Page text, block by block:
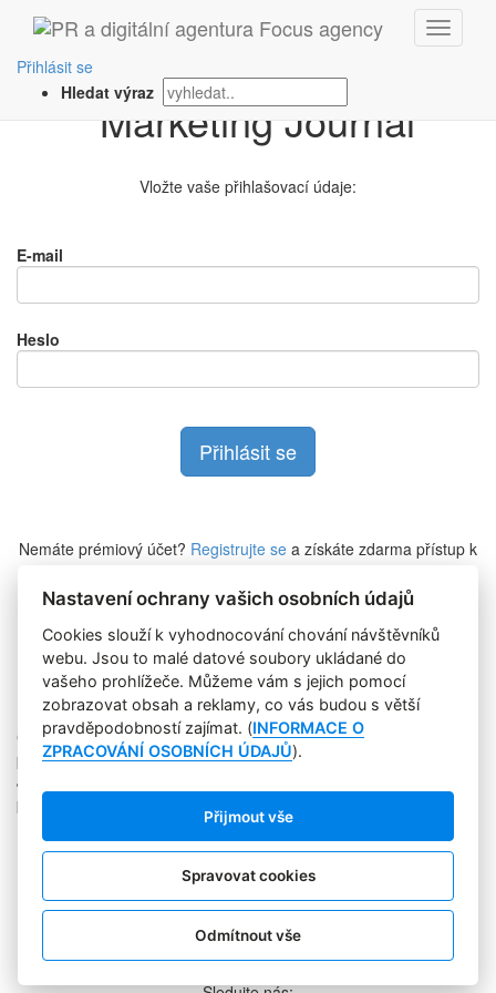
Přihlásit se
Hledat výrazPřihlášení na
Vložte vaše přihlašovací údaje:
E-mail
Heslo
Nemáte prémiový účet? Registrujte se a získáte zdarma přístup k
Zapomněli jste heslo?
Copyright © 2004-2020 Focus Agency, s.r.o. Plné znění licenčních
podmínek. ISSN 1803-957X
Jakékoliv publikování, přebírání nebo šíření obsahu je bez
písemného souhlasu Focus Agency, s.r.o. zakázáno.
RSS 1
Štítky
Zpracování osobních údajů
Kontakt
PR AGENTURA
COOKIES
Nastavení ochrany vašich osobních údajů
Cookies slouží k vyhodnocování chování návštěvníků
webu. Jsou to malé datové soubory ukládané do
vašeho prohlížeče. Můžeme vám s jejich pomocí
zobrazovat obsah a reklamy, co vás budou s větší
pravděpodobností zajímat. (INFORMACE O
ZPRACOVÁNÍ OSOBNÍCH ÚDAJŮ).
Přijmout vše
Spravovat cookies
Odmítnout vše